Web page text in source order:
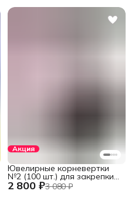
Акция
2 800 ₽3 080 ₽
Ювелирные корневертки
№2 (100 шт.) для закрепки
вставок